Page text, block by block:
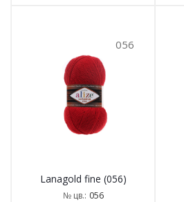
056
Lanagold fine (056)
№ цв.: 056